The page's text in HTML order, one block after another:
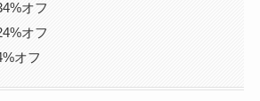
オフ
オフ
オフ